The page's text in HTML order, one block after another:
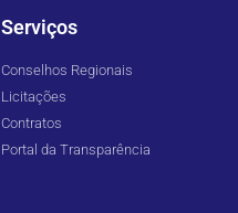
Serviços
Conselhos Regionais
Licitações
Contratos
Portal da Transparência